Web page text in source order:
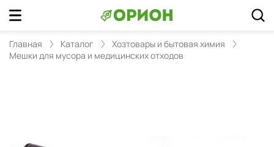
Главная Каталог
Хозтовары и бытовая химия
Мешки для мусора и медицинских отходов